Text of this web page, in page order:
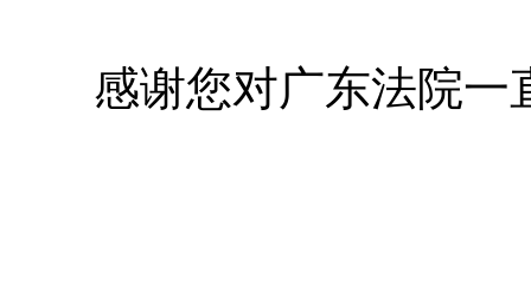
感谢您对广东法院一